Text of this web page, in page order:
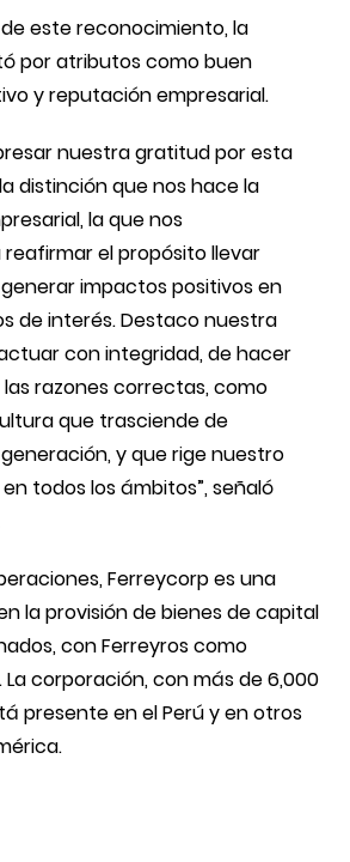
este reconocimiento, la
por atributos como buen
y reputación empresarial.
nuestra gratitud por esta
distinción que nos hace la
la que nos
el propósito llevar
impactos positivos en
de interés. Destaco nuestra
con integridad, de hacer
razones correctas, como
que trasciende de
y que rige nuestro
todos los ámbitos”, señaló
Ferreycorp es una
la provisión de bienes de capital
con Ferreyros como
corporación, con más de 6,000
presente en el Perú y en otros